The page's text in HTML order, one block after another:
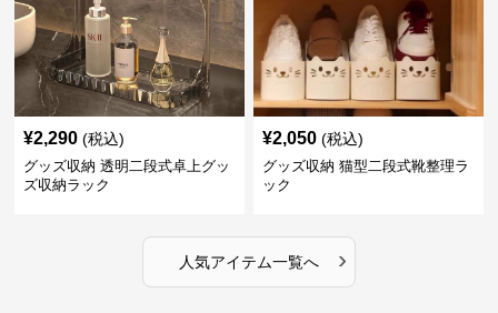
¥2,290 (税込)
グッズ収納 透明二段式卓上グッ
ズ収納ラック
¥2,050 (税込)
グッズ収納 猫型二段式靴整理ラ
ック
人気アイテム一覧へ ›